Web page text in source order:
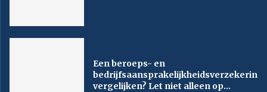
Een beroeps- en
bedrijfsaansprakelijkheidsverzekering
vergelijken? Let niet alleen op...